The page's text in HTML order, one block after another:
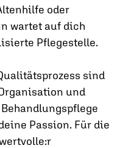
oder
wartet auf dich
Pflegestelle.
sind
und
Passion. Für die